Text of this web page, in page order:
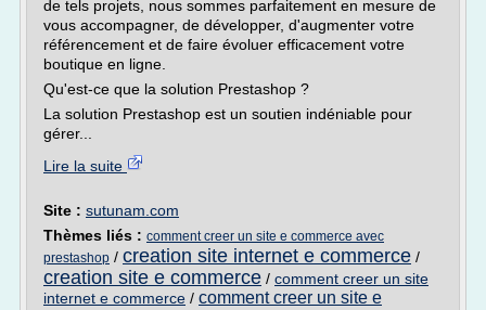
de tels projets, nous sommes parfaitement en mesure de
vous accompagner, de développer, d'augmenter votre
référencement et de faire évoluer efficacement votre
boutique en ligne.
Qu'est-ce que la solution Prestashop ?
La solution Prestashop est un soutien indéniable pour
gérer...
Lire la suite
Site : sutunam.com
Thèmes liés : comment creer un site e commerce avec
prestashop / creation site internet e commerce /
creation site e commerce / comment creer un site
internet e commerce / comment creer un site e